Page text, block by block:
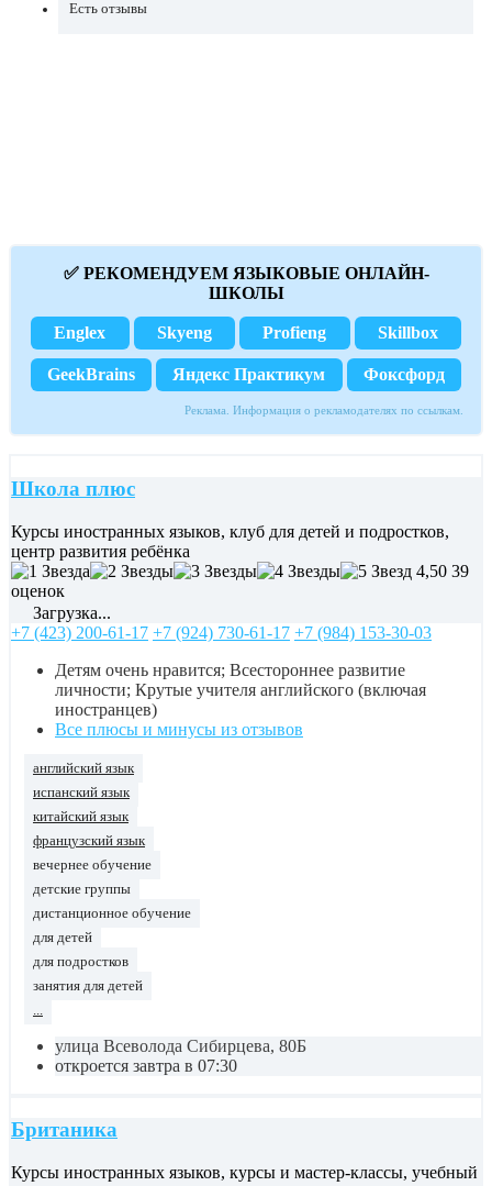
Есть отзывы
✅ РЕКОМЕНДУЕМ ЯЗЫКОВЫЕ ОНЛАЙН-
ШКОЛЫ
Englex Skyeng Profieng Skillbox
GeekBrains Яндекс Практикум Фоксфорд
Реклама. Информация о рекламодателях по ссылкам.
Школа плюс
Курсы иностранных языков, клуб для детей и подростков,
центр развития ребёнка
4,50 39
оценок
Загрузка...
+7 (423) 200-61-17 +7 (924) 730-61-17 +7 (984) 153-30-03
Детям очень нравится; Всестороннее развитие
личности; Крутые учителя английского (включая
иностранцев)
Все плюсы и минусы из отзывов
английский язык
испанский язык
китайский язык
французский язык
вечернее обучение
детские группы
дистанционное обучение
для детей
для подростков
занятия для детей
улица Всеволода Сибирцева, 80Б
откроется завтра в 07:30
Британика
Курсы иностранных языков, курсы и мастер-классы, учебный